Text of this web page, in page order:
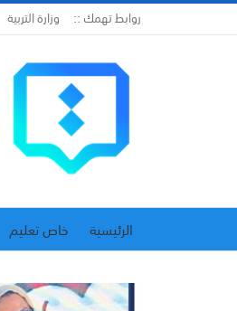
روابط تهمك :: وزارة التربية
الرئيسية خاص تعليم